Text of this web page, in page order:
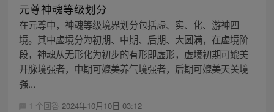
元尊神魂等级划分
在元尊中，神魂等级境界划分包括虚、实、化、游神四
境。其中虚境分为初期、中期、后期、大圆满，在虚境阶
段，神魂从无形化为初步的有形即虚形，虚境初期可媲美
开脉境强者，中期可媲美养气境强者，后期可媲美天关境
强...
1 个回答 2024年10月10日 03:12